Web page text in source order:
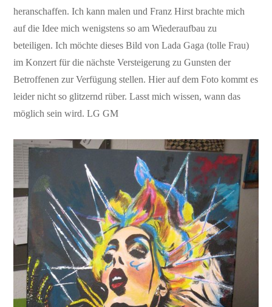
heranschaffen. Ich kann malen und Franz Hirst brachte mich
auf die Idee mich wenigstens so am Wiederaufbau zu
beteiligen. Ich möchte dieses Bild von Lada Gaga (tolle Frau)
im Konzert für die nächste Versteigerung zu Gunsten der
Betroffenen zur Verfügung stellen. Hier auf dem Foto kommt es
leider nicht so glitzernd rüber. Lasst mich wissen, wann das
möglich sein wird. LG GM